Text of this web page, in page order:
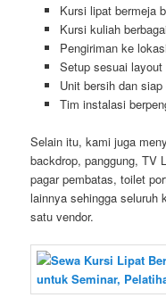
Kursi lipat bermeja
Kursi kuliah
Pengiriman ke
Setup sesuai layout
Unit bersih dan
Tim instalasi
Selain itu, kami juga
backdrop, panggung, TV
pagar pembatas, toilet
lainnya sehingga seluruh
satu vendor.